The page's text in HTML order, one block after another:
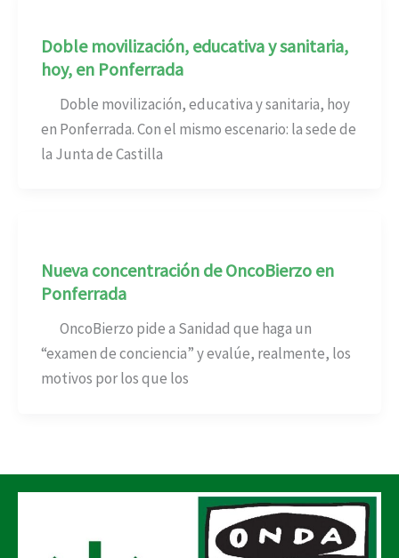
Doble movilización, educativa y sanitaria,
hoy, en Ponferrada
Doble movilización, educativa y sanitaria, hoy
en Ponferrada. Con el mismo escenario: la sede de
la Junta de Castilla
Nueva concentración de OncoBierzo en
Ponferrada
OncoBierzo pide a Sanidad que haga un
“examen de conciencia” y evalúe, realmente, los
motivos por los que los